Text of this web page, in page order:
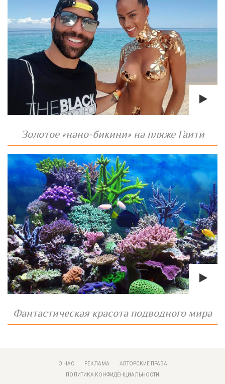
Золотое «нано-бикини» на пляже Гаити
Фантастическая красота подводного мира
О НАС РЕКЛАМА
АВТОРСКИЕ ПРАВА
ПОЛИТИКА КОНФИДЕНЦИАЛЬНОСТИ